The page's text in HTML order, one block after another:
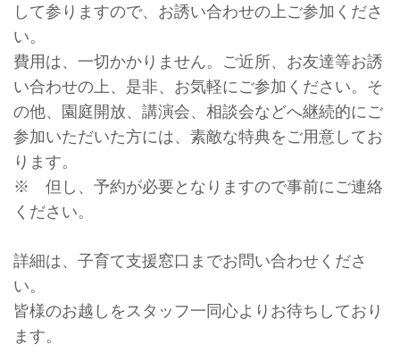
して参りますので、お誘い合わせの上ご参加くださ
い。
費用は、一切かかりません。ご近所、お友達等お誘
い合わせの上、是非、お気軽にご参加ください。そ
の他、園庭開放、講演会、相談会などへ継続的にご
参加いただいた方には、素敵な特典をご用意してお
ります。
※ 但し、予約が必要となりますので事前にご連絡
ください。
詳細は、子育て支援窓口までお問い合わせくださ
い。
皆様のお越しをスタッフ一同心よりお待ちしており
ます。